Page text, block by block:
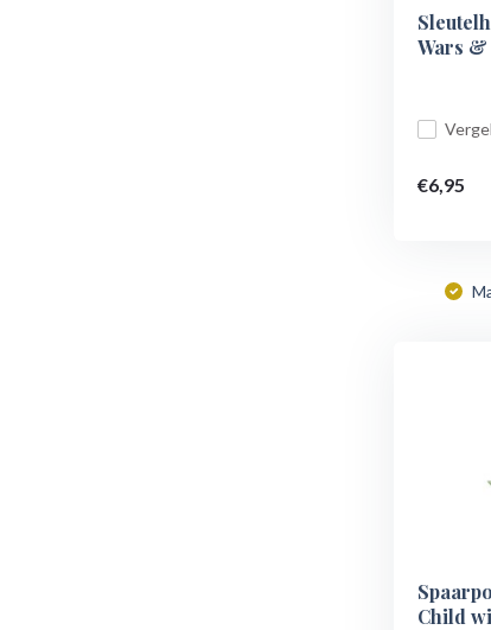
Wars
€6,95
Child